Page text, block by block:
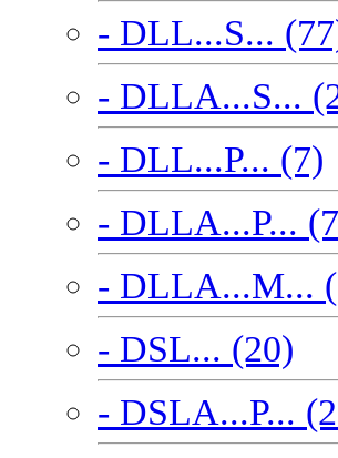
- DLL...S...
- DLLA...S...
- DLL...P... (7)
- DLLA...P...
- DLLA...M...
- DSL... (20)
- DSLA...P...